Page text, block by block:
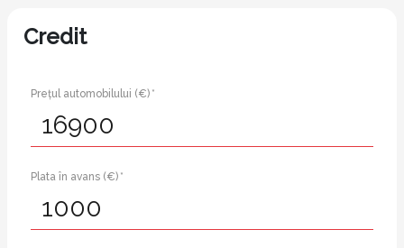
Credit
Prețul automobilului (€) *
Plata în avans (€) *